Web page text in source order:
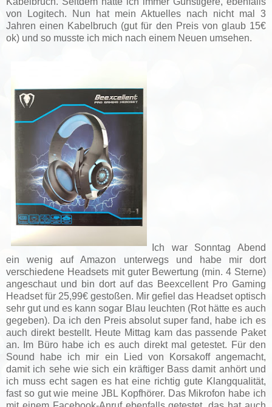
von Logitech. Nun hat mein Aktuelles nach nicht mal 3
Jahren einen Kabelbruch (gut für den Preis von glaub 15€
ok) und so musste ich mich nach einem Neuen umsehen.
Ich war Sonntag Abend
ein wenig auf Amazon unterwegs und habe mir dort
verschiedene Headsets mit guter Bewertung (min. 4 Sterne)
angeschaut und bin dort auf das Beexcellent Pro Gaming
Headset für 25,99€ gestoßen. Mir gefiel das Headset optisch
sehr gut und es kann sogar Blau leuchten (Rot hätte es auch
gegeben). Da ich den Preis absolut super fand, habe ich es
auch direkt bestellt. Heute Mittag kam das passende Paket
an. Im Büro habe ich es auch direkt mal getestet. Für den
Sound habe ich mir ein Lied von Korsakoff angemacht,
damit ich sehe wie sich ein kräftiger Bass damit anhört und
ich muss echt sagen es hat eine richtig gute Klangqualität,
fast so gut wie meine JBL Kopfhörer. Das Mikrofon habe ich